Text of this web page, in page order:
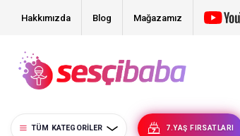
Hakkımızda Blog Mağazamız
TÜM KATEGORILER 7.YAŞ FIRSATLARI